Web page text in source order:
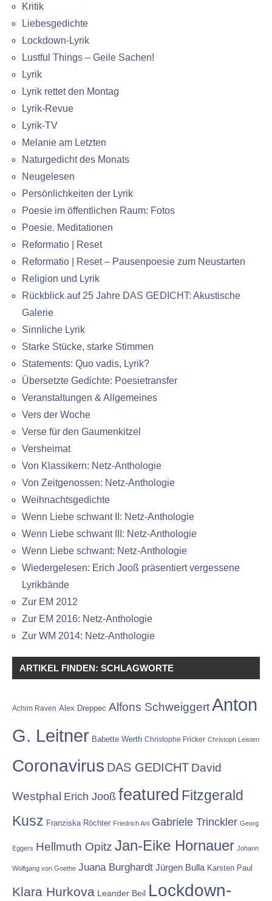
Kritik
Liebesgedichte
Lockdown-Lyrik
Lustful Things – Geile Sachen!
Lyrik
Lyrik rettet den Montag
Lyrik-Revue
Lyrik-TV
Melanie am Letzten
Naturgedicht des Monats
Neugelesen
Persönlichkeiten der Lyrik
Poesie im öffentlichen Raum: Fotos
Poesie. Meditationen
Reformatio | Reset
Reformatio | Reset – Pausenpoesie zum Neustarten
Religion und Lyrik
Rückblick auf 25 Jahre DAS GEDICHT: Akustische
Galerie
Sinnliche Lyrik
Starke Stücke, starke Stimmen
Statements: Quo vadis, Lyrik?
Übersetzte Gedichte: Poesietransfer
Veranstaltungen & Allgemeines
Vers der Woche
Verse für den Gaumenkitzel
Versheimat
Von Klassikern: Netz-Anthologie
Von Zeitgenossen: Netz-Anthologie
Weihnachtsgedichte
Wenn Liebe schwant II: Netz-Anthologie
Wenn Liebe schwant III: Netz-Anthologie
Wenn Liebe schwant: Netz-Anthologie
Wiedergelesen: Erich Jooß präsentiert vergessene
Lyrikbände
Zur EM 2012
Zur EM 2016: Netz-Anthologie
Zur WM 2014: Netz-Anthologie
ARTIKEL FINDEN: SCHLAGWORTE
Achim Raven Alex Dreppec Alfons SchweiggertAnton
G. Leitner Babette Werth Christophe Fricker Christoph Leisten
Coronavirus DAS GEDICHT David
Westphal Erich Jooß featured Fitzgerald
Kusz Franziska Röchter Friedrich Ani Gabriele Trinckler Georg
Eggers Hellmuth Opitz Jan-Eike Hornauer Johann
Wolfgang von Goethe Juana Burghardt Jürgen Bulla Karsten Paul
Klara Hurkova Leander Beil Lockdown-